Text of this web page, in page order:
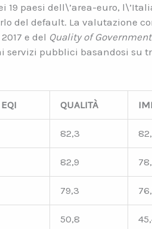
paesi dell\’area-euro,
del default. La valutazione
e del Quality of
servizi pubblici basandosi su
QUALITÀ
82,3
82,9
79,3
50,8